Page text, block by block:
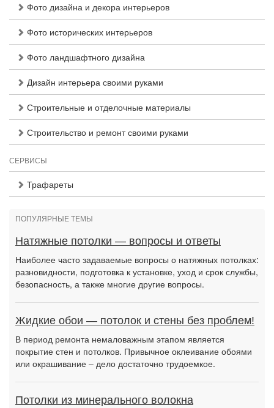
Фото дизайна и декора интерьеров
Фото исторических интерьеров
Фото ландшафтного дизайна
Дизайн интерьера своими руками
Строительные и отделочные материалы
Строительство и ремонт своими руками
СЕРВИСЫ
Трафареты
ПОПУЛЯРНЫЕ ТЕМЫ
Натяжные потолки — вопросы и ответы
Наиболее часто задаваемые вопросы о натяжных потолках:
разновидности, подготовка к установке, уход и срок службы,
безопасность, а также многие другие вопросы.
Жидкие обои — потолок и стены без проблем!
В период ремонта немаловажным этапом является
покрытие стен и потолков. Привычное оклеивание обоями
или окрашивание – дело достаточно трудоемкое.
Потолки из минерального волокна